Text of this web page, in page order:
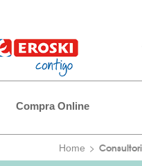
Compra Online
Home